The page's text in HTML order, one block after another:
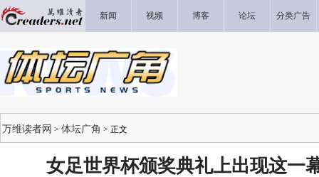
新闻 视频 博客 论坛 分类广告
万维读者网 > 体坛广角 > 正文
女足世界杯颁奖典礼上出现这一